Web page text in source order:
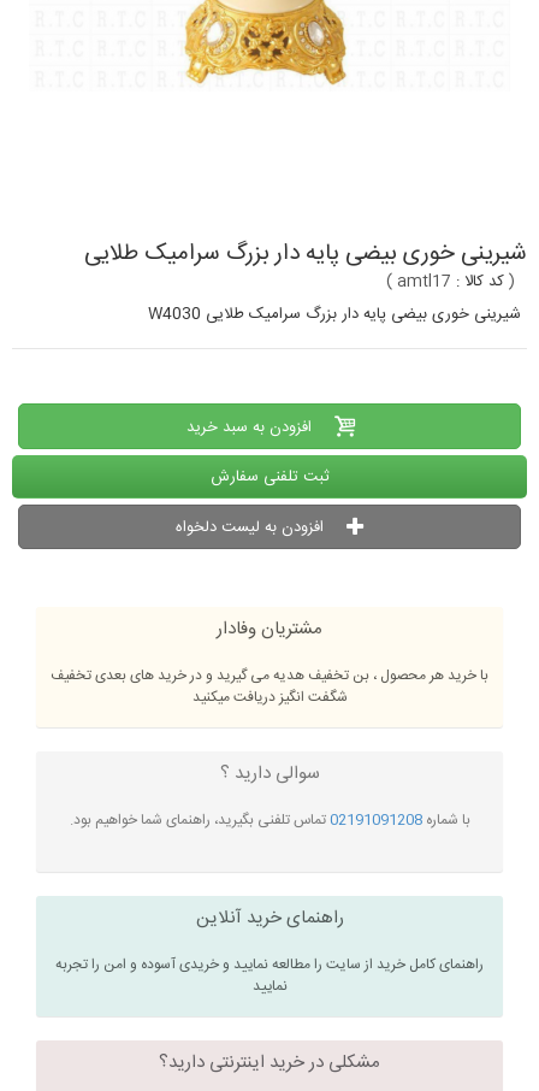
شیرینی خوری بیضی پایه دار بزرگ سرامیک طلایی
(کد کالا : amtl17
)
شیرینی خوری بیضی پایه دار بزرگ سرامیک طلایی W4030
افزودن به سبد خرید
ثبت تلفنی سفارش
افزودن به لیست دلخواه
مشتریان وفادار
با خرید هر محصول ، بن تخفیف هدیه می گیرید و در خرید های بعدی تخفیف
شگفت انگیز دریافت میکنید
سوالی دارید ؟
با شماره02191091208تماس تلفنی بگیرید، راهنمای شما خواهیم بود.
راهنمای خرید آنلاین
راهنمای کامل خرید از سایت را مطالعه نمایید و خریدی آسوده و امن را تجربه
نمایید
مشکلی در خرید اینترنتی دارید؟